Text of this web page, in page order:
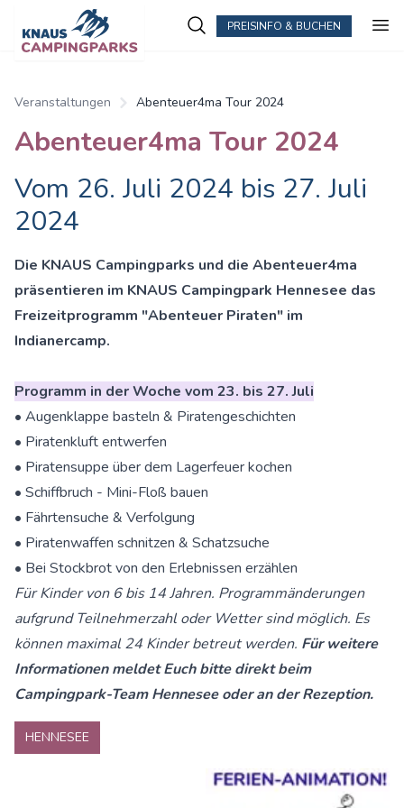
PREISINFO & BUCHEN
Veranstaltungen Abenteuer4ma Tour 2024
Abenteuer4ma Tour 2024
Vom 26. Juli 2024 bis 27. Juli
2024
Die KNAUS Campingparks und die Abenteuer4ma
präsentieren im KNAUS Campingpark Hennesee das
Freizeitprogramm "Abenteuer Piraten" im
Indianercamp.
Programm in der Woche vom 23. bis 27. Juli
• Augenklappe basteln & Piratengeschichten
• Piratenkluft entwerfen
• Piratensuppe über dem Lagerfeuer kochen
• Schiffbruch - Mini-Floß bauen
• Fährtensuche & Verfolgung
• Piratenwaffen schnitzen & Schatzsuche
• Bei Stockbrot von den Erlebnissen erzählen
Für Kinder von 6 bis 14 Jahren. Programmänderungen
aufgrund Teilnehmerzahl oder Wetter sind möglich. Es
können maximal 24 Kinder betreut werden. Für weitere
Informationen meldet Euch bitte direkt beim
Campingpark-Team Hennesee oder an der Rezeption.
HENNESEE